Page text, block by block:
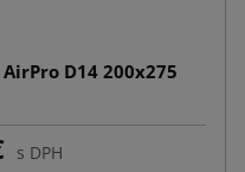
D14 200x275
s DPH